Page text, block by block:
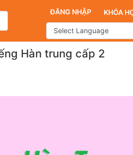
ĐĂNG NHẬP KHÓA
Hàn trung cấp 2